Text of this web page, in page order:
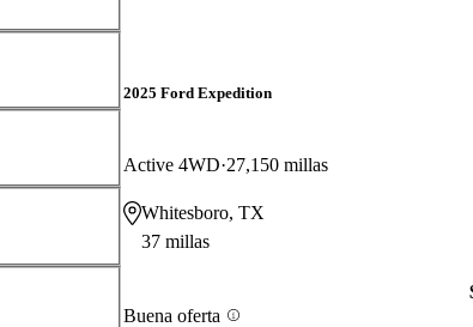
2025 Ford Expedition
Active 4WD 27,150 millas
Whitesboro, TX
37 millas
Buena oferta